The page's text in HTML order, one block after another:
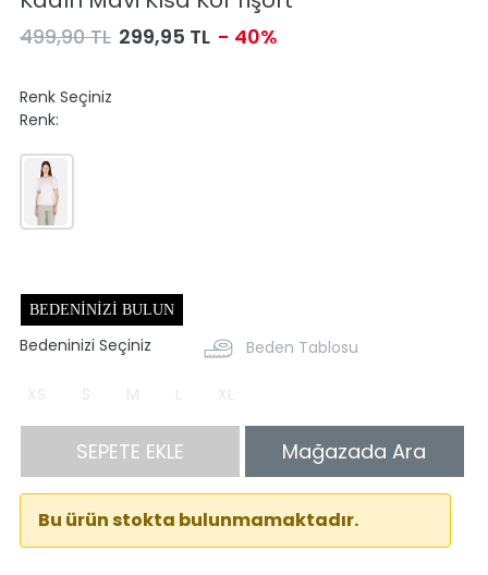
499,90 TL 299,95 TL - 40%
Renk Seçiniz
Renk:
BEDENINIZI BULUN
Bedeninizi Seçiniz Beden Tablosu
XS S M L XL
SEPETE EKLE Mağazada Ara
Bu ürün stokta bulunmamaktadır.